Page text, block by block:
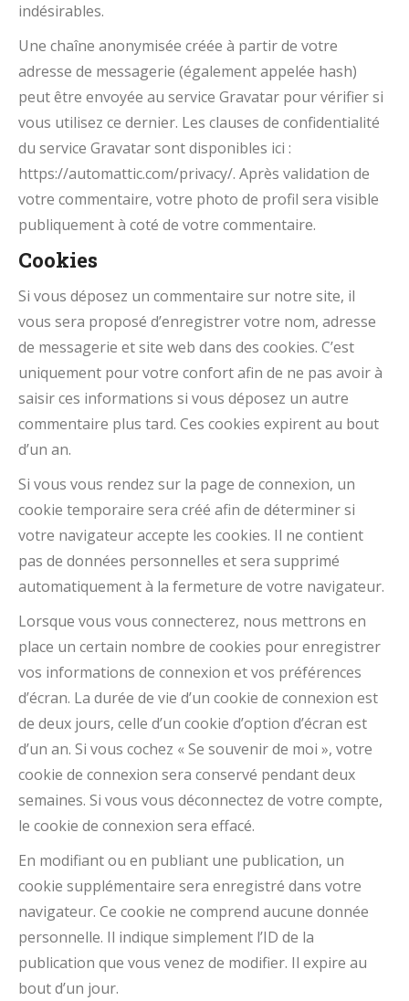
indésirables.
Une chaîne anonymisée créée à partir de votre
adresse de messagerie (également appelée hash)
peut être envoyée au service Gravatar pour vérifier si
vous utilisez ce dernier. Les clauses de confidentialité
du service Gravatar sont disponibles ici :
https://automattic.com/privacy/. Après validation de
votre commentaire, votre photo de profil sera visible
publiquement à coté de votre commentaire.
Cookies
Si vous déposez un commentaire sur notre site, il
vous sera proposé d’enregistrer votre nom, adresse
de messagerie et site web dans des cookies. C’est
uniquement pour votre confort afin de ne pas avoir à
saisir ces informations si vous déposez un autre
commentaire plus tard. Ces cookies expirent au bout
d’un an.
Si vous vous rendez sur la page de connexion, un
cookie temporaire sera créé afin de déterminer si
votre navigateur accepte les cookies. Il ne contient
pas de données personnelles et sera supprimé
automatiquement à la fermeture de votre navigateur.
Lorsque vous vous connecterez, nous mettrons en
place un certain nombre de cookies pour enregistrer
vos informations de connexion et vos préférences
d’écran. La durée de vie d’un cookie de connexion est
de deux jours, celle d’un cookie d’option d’écran est
d’un an. Si vous cochez « Se souvenir de moi », votre
cookie de connexion sera conservé pendant deux
semaines. Si vous vous déconnectez de votre compte,
le cookie de connexion sera effacé.
En modifiant ou en publiant une publication, un
cookie supplémentaire sera enregistré dans votre
navigateur. Ce cookie ne comprend aucune donnée
personnelle. Il indique simplement l’ID de la
publication que vous venez de modifier. Il expire au
bout d’un jour.